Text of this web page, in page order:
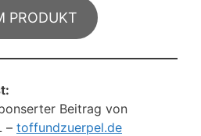
PRODUKT
Beitrag von
– toffundzuerpel.de